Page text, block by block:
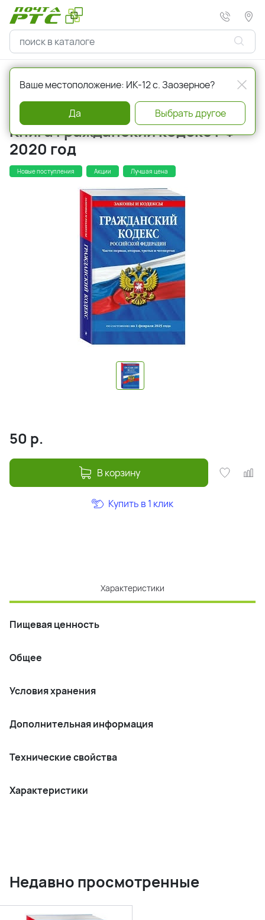
Главная Канцелярские товары
Артикул
Книга Гражданский кодекс РФ
2020 год
Новые поступления Акции Лучшая цена
50 р.
В корзину
Купить в 1 клик
Характеристики
Пищевая ценность
Общее
Условия хранения
Дополнительная информация
Технические свойства
Характеристики
Недавно просмотренные
Ваше местоположение: ИК-12 с. Заозерное?
Да Выбрать другое